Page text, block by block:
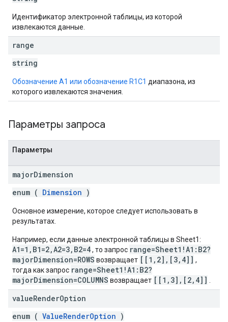
Идентификатор электронной таблицы, из которой
извлекаются данные.
range
string
Обозначение A1 или обозначение R1C1 диапазона, из
которого извлекаются значения.
Параметры запроса
Параметры
majorDimension
enum ( Dimension )
Основное измерение, которое следует использовать в
результатах.
Например, если данные электронной таблицы в Sheet1:
A1=1,B1=2,A2=3,B2=4, то запрос range=Sheet1!A1:B2?
majorDimension=ROWS возвращает [[1,2],[3,4]] ,
тогда как запрос range=Sheet1!A1:B2?
majorDimension=COLUMNS возвращает [[1,3],[2,4]]
valueRenderOption
enum ( ValueRenderOption )